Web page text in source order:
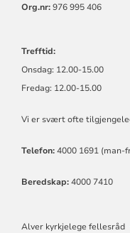
Org.nr:976 995 406
Trefftid:
Onsdag: 12.00-15.00
Fredag: 12.00-15.00
Vi er svært ofte
Telefon:4000 1691 (man-
Beredskap:4000 7410
Alver kyrkjelege fellesråd